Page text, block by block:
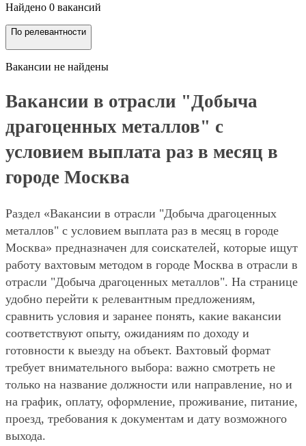
Найдено 0 вакансий
По релевантности
Вакансии не найдены
Вакансии в отрасли "Добыча
драгоценных металлов" с
условием выплата раз в месяц в
городе Москва
Раздел «Вакансии в отрасли "Добыча драгоценных
металлов" с условием выплата раз в месяц в городе
Москва» предназначен для соискателей, которые ищут
работу вахтовым методом в городе Москва в отрасли в
отрасли "Добыча драгоценных металлов". На странице
удобно перейти к релевантным предложениям,
сравнить условия и заранее понять, какие вакансии
соответствуют опыту, ожиданиям по доходу и
готовности к выезду на объект. Вахтовый формат
требует внимательного выбора: важно смотреть не
только на название должности или направление, но и
на график, оплату, оформление, проживание, питание,
проезд, требования к документам и дату возможного
выхода.